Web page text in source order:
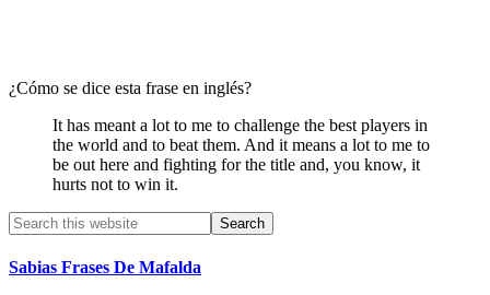
¿Cómo se dice esta frase en inglés?
It has meant a lot to me to challenge the best players in
the world and to beat them. And it means a lot to me to
be out here and fighting for the title and, you know, it
hurts not to win it.
Primary
Sidebar
Search
this
website
Sabias Frases De Mafalda